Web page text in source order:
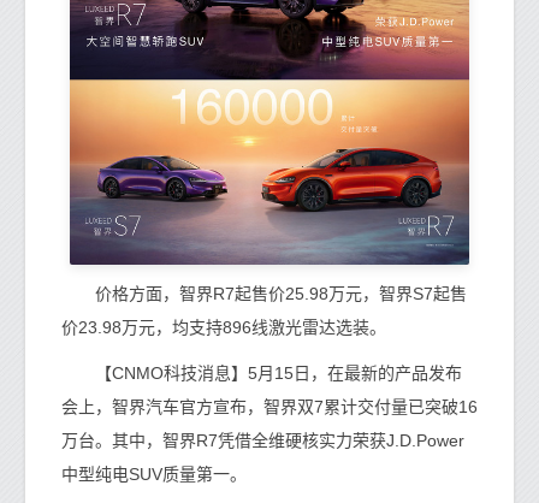
价格方面，智界R7起售价25.98万元，智界S7起售
价23.98万元，均支持896线激光雷达选装。
【CNMO科技消息】5月15日，在最新的产品发布
会上，智界汽车官方宣布，智界双7累计交付量已突破16
万台。其中，智界R7凭借全维硬核实力荣获J.D.Power
中型纯电SUV质量第一。